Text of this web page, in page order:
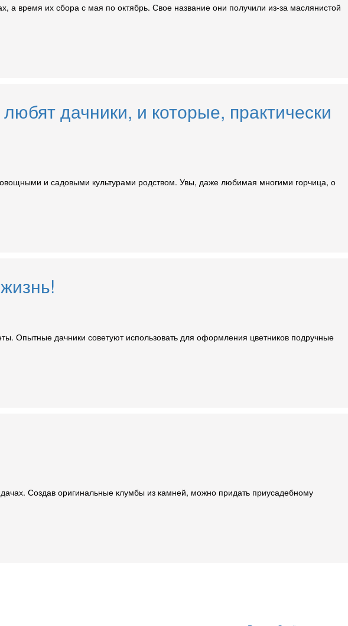
а время их сбора с мая по октябрь. Свое название они получили из-за маслянистой
дачники, и которые, практически
и садовыми культурами родством. Увы, даже любимая многими горчица, о
Опытные дачники советуют использовать для оформления цветников подручные
Создав оригинальные клумбы из камней, можно придать приусадебному